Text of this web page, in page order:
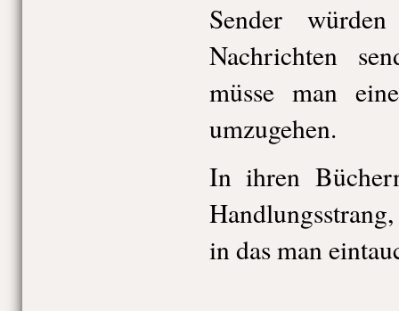
Sender
Nachrichten
müsse man
umzugehen.
In ihren
in das man